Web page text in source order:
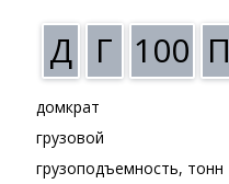
Д Г 100 П
домкрат
грузовой
грузоподъемность, тонн